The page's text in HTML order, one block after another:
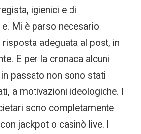
igienici e di
Mi è parso necesario
risposta adeguata al post, in
E per la cronaca alcuni
passato non sono stati
a motivazioni ideologiche. I
sono completamente
jackpot o casinò live. I